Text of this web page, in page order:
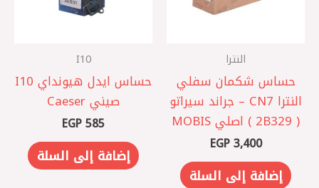
النترا
حساس شكمان سفلي
النترا CN7 – جراند سيراتو
( 2B329 ) اصلي MOBIS
EGP3,400
إضافة إلى السلة
I10
حساس ايدل هيونداي I10
صيني Caeser
EGP585
إضافة إلى السلة